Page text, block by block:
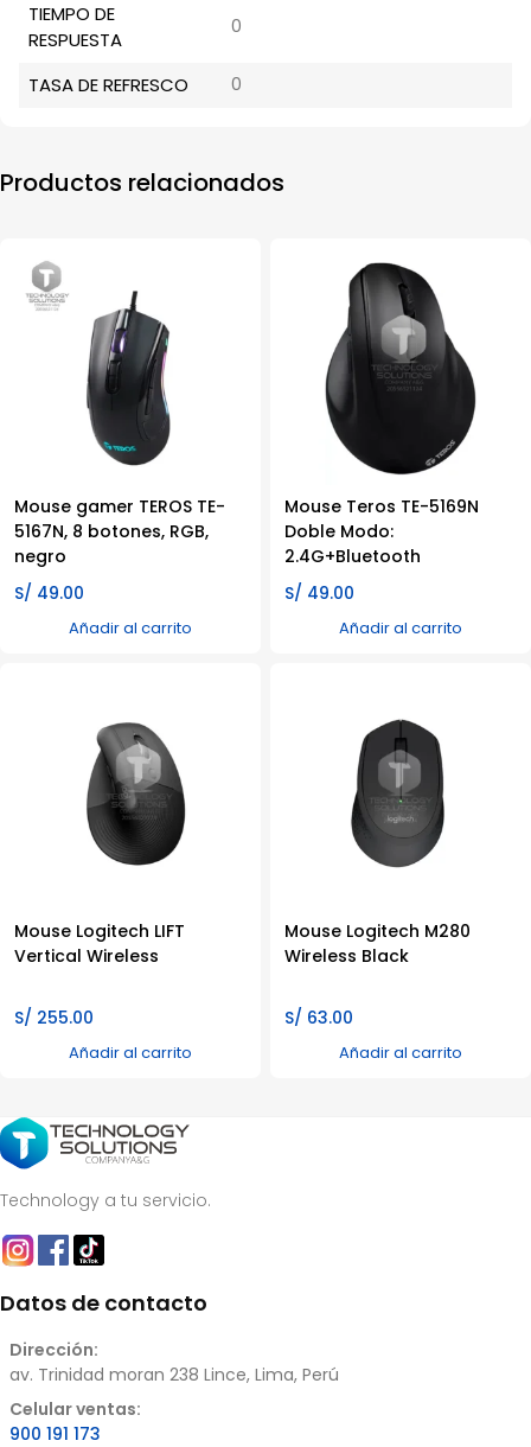
TIEMPO DE
RESPUESTA
0
TASA DE REFRESCO 0
Productos relacionados
Mouse gamer TEROS TE-
5167N, 8 botones, RGB,
negro
S/ 49.00
Añadir al carrito
Mouse Teros TE-5169N
Doble Modo:
2.4G+Bluetooth
S/ 49.00
Añadir al carrito
Mouse Logitech LIFT
Vertical Wireless
S/ 255.00
Añadir al carrito
Mouse Logitech M280
Wireless Black
S/ 63.00
Añadir al carrito
Technology a tu servicio.
Datos de contacto
Dirección:
av. Trinidad moran 238 Lince, Lima, Perú
Celular ventas:
900 191 173